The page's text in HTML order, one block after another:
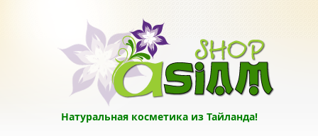
Натуральная косметика из Тайланда!